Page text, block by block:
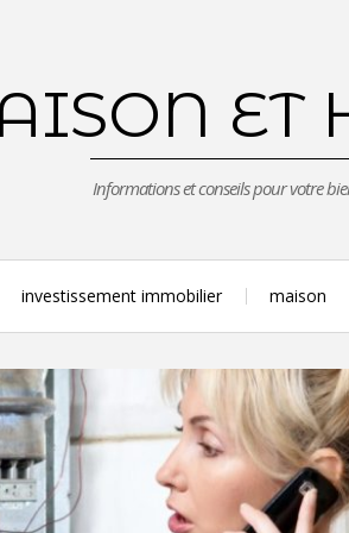
ET
Informations et conseils pour votre
investissement immobilier maison